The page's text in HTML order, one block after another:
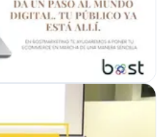
en Bilbao con estrategia digital y
reales para tu negocio